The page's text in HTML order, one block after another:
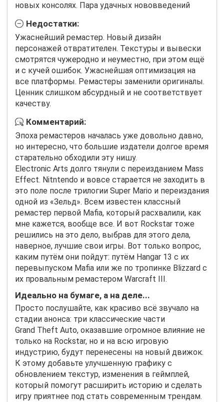
новых консолях. Пара удачных нововведений
Недостатки:
Ужаснейший ремастер. Новый дизайн
персонажей отвратителен. Текстуры и вывески
смотрятся чужеродно и неуместно, при этом ещё
и с кучей ошибок. Ужаснейшая оптимизация на
все платформы. Ремастеры заменили оригиналы.
Ценник слишком абсурдный и не соответствует
качеству.
Комментарий:
Эпоха ремастеров началась уже довольно давно,
но интересно, что большие издатели долгое время
старательно обходили эту нишу.
Electronic Arts долго тянули с переизданием Mass
Effect. Nitntendo и вовсе старается не заходить в
это поле после трилогии Super Mario и переиздания
одной из «Зельд». Всем известен классный
ремастер первой Mafia, который расхвалили, как
мне кажется, вообще все. И вот Rockstar тоже
решились на это дело, выбрав для этого дела,
наверное, лучшие свои игры. Вот только вопрос,
каким путём они пойдут: путём Hangar 13 с их
перевыпуском Mafia или же по тропинке Blizzard с
их провальным ремастером Warcraft III.
Идеально на бумаге, а на деле...
Просто послушайте, как красиво всё звучало на
стадии анонса: три классические части
Grand Theft Auto, оказавшие огромное влияние не
только на Rockstar, но и на всю игровую
индустрию, будут перенесены на новый движок.
К этому добавьте улучшенную графику с
обновлением текстур, изменения в геймплей,
который помогут расширить историю и сделать
игру приятнее под стать современным трендам.